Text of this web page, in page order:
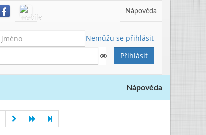
Nápověda
Nemůžu se přihlásit
Nápověda